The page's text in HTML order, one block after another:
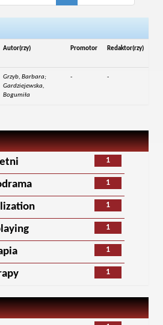
Autor(rzy) Promotor Redaktor(rzy)
Grzyb, Barbara;
Gardziejewska,
Bogumiła
- -
1
1
1
1
1
1